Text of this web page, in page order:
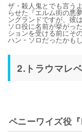
ザ・殺人鬼とでも言う
らせた『エルム街の悪
ングランドですが、彼
ソロ役に名前が挙がっ
ションを受ける前にそ
ハン・ソロだったかも
2.トラウマレ
ペニーワイズ役